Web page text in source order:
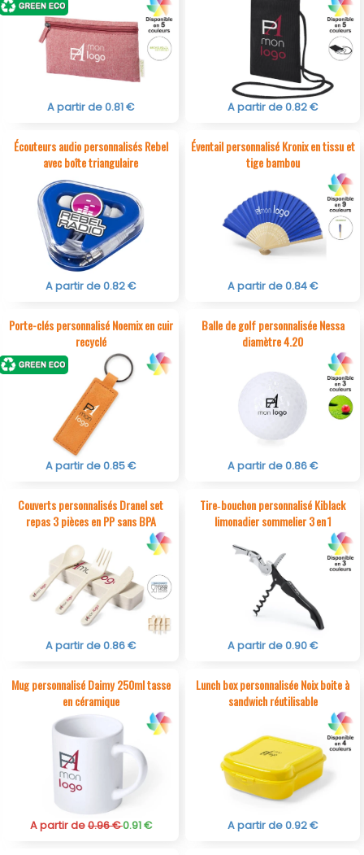
A partir de 0.81 € A partir de 0.82 €
Écouteurs audio personnalisés Rebel
avec boîte triangulaire
A partir de 0.82 €
Éventail personnalisé Kronix en tissu et
tige bambou
A partir de 0.84 €
Porte-clés personnalisé Noemix en cuir
recyclé
A partir de 0.85 €
Balle de golf personnalisée Nessa
diamètre 4.20
A partir de 0.86 €
Couverts personnalisés Dranel set
repas 3 pièces en PP sans BPA
A partir de 0.86 €
Tire‑bouchon personnalisé Kiblack
limonadier sommelier 3 en 1
A partir de 0.90 €
Mug personnalisé Daimy 250ml tasse
en céramique
A partir de0.96 €0.91 €
Lunch box personnalisée Noix boite à
sandwich réutilisable
A partir de 0.92 €